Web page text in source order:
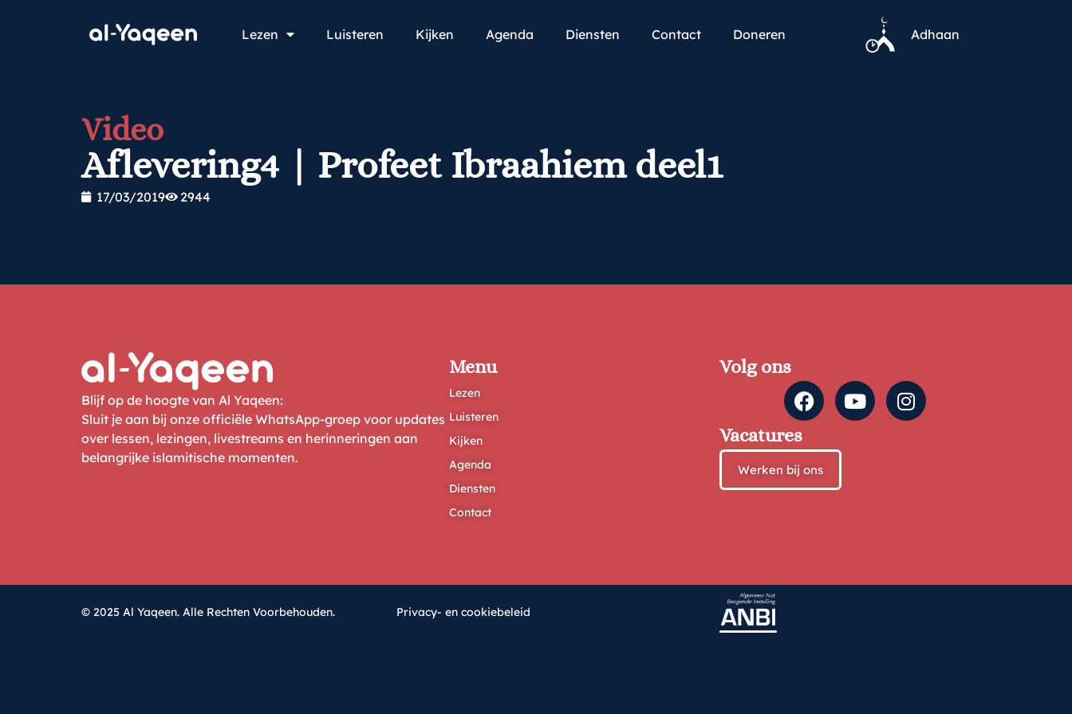
Lezen Luisteren Kijken Agenda Diensten Contact Doneren Adhaan
Video
Aflevering4 | Profeet Ibraahiem deel1
17/03/2019 2944
Blijf op de hoogte van Al Yaqeen:
Sluit je aan bij onze officiële WhatsApp-groep voor updates
over lessen, lezingen, livestreams en herinneringen aan
belangrijke islamitische momenten.
Menu
Lezen
Luisteren
Kijken
Agenda
Diensten
Contact
Volg ons
Vacatures
Werken bij ons
© 2025 Al Yaqeen. Alle Rechten Voorbehouden. Privacy- en cookiebeleid